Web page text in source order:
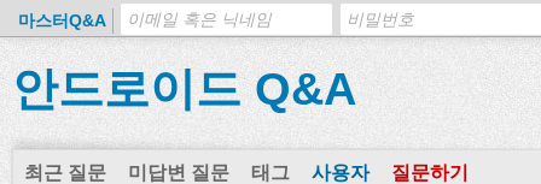
마스터Q&A
안드로이드 Q&A
최근 질문 미답변 질문 태그 사용자 질문하기